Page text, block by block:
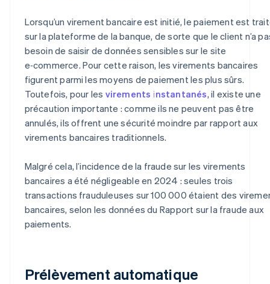
Lorsqu’un virement bancaire est initié, le paiement est
sur la plateforme de la banque, de sorte que le client n’a
besoin de saisir de données sensibles sur le site
e‑commerce. Pour cette raison, les virements bancaires
figurent parmi les moyens de paiement les plus sûrs.
Toutefois, pour les virements instantanés, il existe une
précaution importante : comme ils ne peuvent pas être
annulés, ils offrent une sécurité moindre par rapport aux
virements bancaires traditionnels.
Malgré cela, l’incidence de la fraude sur les virements
bancaires a été négligeable en 2024 : seules trois
transactions frauduleuses sur 100 000 étaient des
bancaires, selon les données du Rapport sur la fraude aux
paiements.
Prélèvement automatique